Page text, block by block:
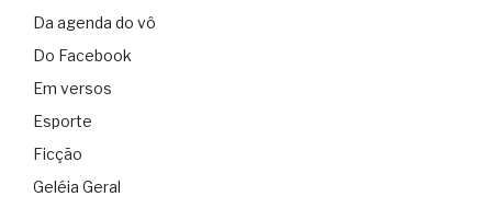
Da agenda do vô
Do Facebook
Em versos
Esporte
Ficção
Geléia Geral